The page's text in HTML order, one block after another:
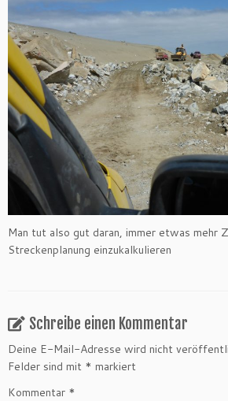
Man tut also gut daran, immer etwas mehr
Streckenplanung einzukalkulieren
Schreibe einen Kommentar
Deine E-Mail-Adresse wird nicht
Felder sind mit * markiert
Kommentar *